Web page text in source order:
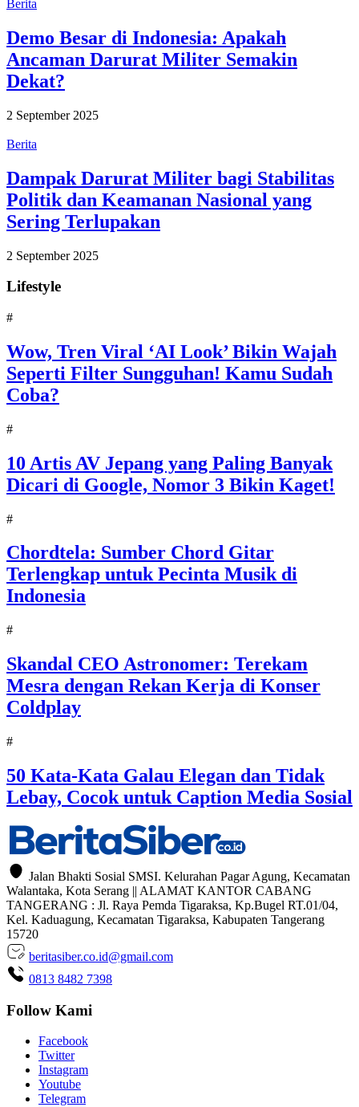
Berita
Demo Besar di Indonesia: Apakah
Ancaman Darurat Militer Semakin
Dekat?
2 September 2025
Berita
Dampak Darurat Militer bagi Stabilitas
Politik dan Keamanan Nasional yang
Sering Terlupakan
2 September 2025
Lifestyle
#
Wow, Tren Viral ‘AI Look’ Bikin Wajah
Seperti Filter Sungguhan! Kamu Sudah
Coba?
#
10 Artis AV Jepang yang Paling Banyak
Dicari di Google, Nomor 3 Bikin Kaget!
#
Chordtela: Sumber Chord Gitar
Terlengkap untuk Pecinta Musik di
Indonesia
#
Skandal CEO Astronomer: Terekam
Mesra dengan Rekan Kerja di Konser
Coldplay
#
50 Kata-Kata Galau Elegan dan Tidak
Lebay, Cocok untuk Caption Media Sosial
Jalan Bhakti Sosial SMSI. Kelurahan Pagar Agung, Kecamatan
Walantaka, Kota Serang || ALAMAT KANTOR CABANG
TANGERANG : Jl. Raya Pemda Tigaraksa, Kp.Bugel RT.01/04,
Kel. Kaduagung, Kecamatan Tigaraksa, Kabupaten Tangerang
15720
beritasiber.co.id@gmail.com
0813 8482 7398
Follow Kami
Facebook
Twitter
Instagram
Youtube
Telegram